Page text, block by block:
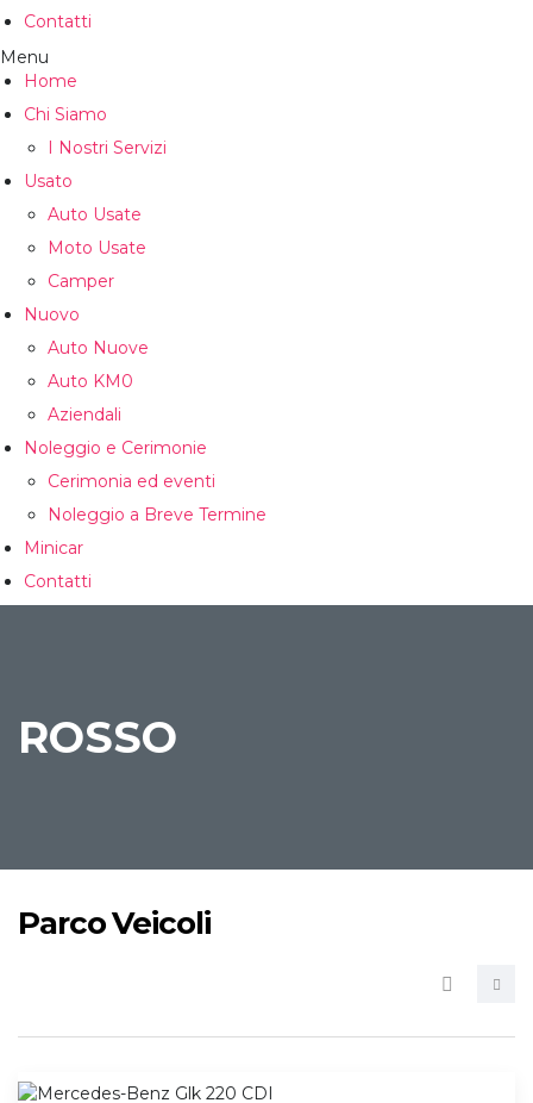
Contatti
Menu
Home
Chi Siamo
I Nostri Servizi
Usato
Auto Usate
Moto Usate
Camper
Nuovo
Auto Nuove
Auto KM0
Aziendali
Noleggio e Cerimonie
Cerimonia ed eventi
Noleggio a Breve Termine
Minicar
Contatti
ROSSO
Parco Veicoli